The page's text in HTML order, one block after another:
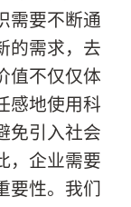
需要不断通
的需求，去
值不仅仅体
感地使用科
免引入社会
，企业需要
要性。我们